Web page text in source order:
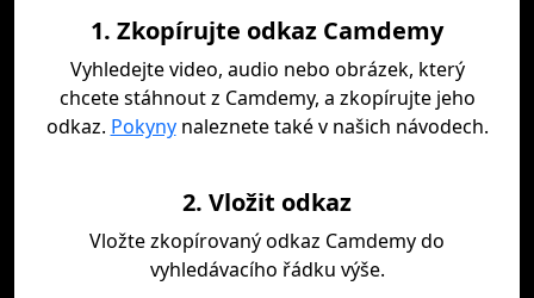
1. Zkopírujte odkaz Camdemy
Vyhledejte video, audio nebo obrázek, který
chcete stáhnout z Camdemy, a zkopírujte jeho
odkaz. Pokynynaleznete také v našich návodech.
2. Vložit odkaz
Vložte zkopírovaný odkaz Camdemy do
vyhledávacího řádku výše.